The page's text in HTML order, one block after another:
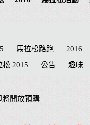
馬拉松路跑
2016
松 2015 公告
趣味
臺北 宜蘭
將開放預購